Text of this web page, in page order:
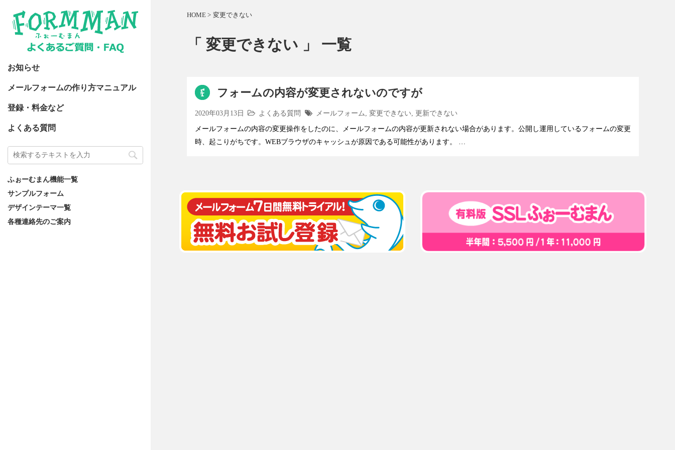
お知らせ
メールフォームの作り方マニュアル
登録・料金など
よくある質問
ふぉーむまん機能一覧
サンプルフォーム
デザインテーマ一覧
各種連絡先のご案内
HOME > 変更できない
「 変更できない 」 一覧
フォームの内容が変更されないのですが
2020年03月13日 よくある質問 メールフォーム 変更できない 更新できない
メールフォームの内容の変更操作をしたのに、メールフォームの内容が更新されない場合があります。公開し運用しているフォームの変更
時、起こりがちです。WEBブラウザのキャッシュが原因である可能性があります。 …